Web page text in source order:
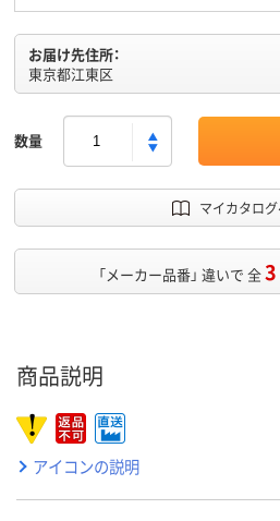
お届け先住所：
東京都江東区
数量
マイカタロ
「メーカー品番」 違いで 全3
商品説明
アイコンの説明